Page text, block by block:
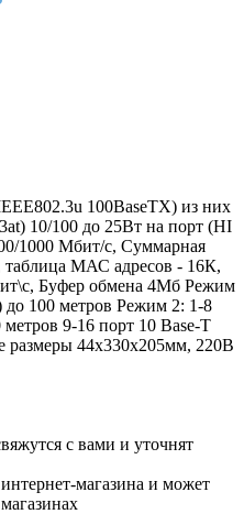
100BaseTX) из них
10/100 до 25Вт на порт (HI
1000 Мбит/с, Суммарная
таблица МАС адресов - 16К,
Буфер обмена 4Мб Режим
до 100 метров Режим 2: 1-8
9-16 порт 10 Base-T
размеры 44х330х205мм, 220В
с вами и уточнят
магазина и может